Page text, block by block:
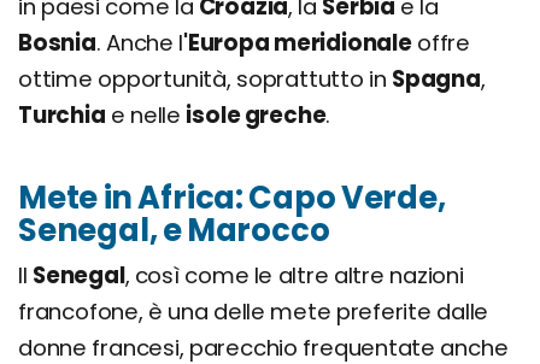
in paesi come la Croazia, la Serbia e la
Bosnia. Anche l'Europa meridionaleoffre
ottime opportunità, soprattutto in Spagna,
Turchia e nelle isole greche.
Mete in Africa: Capo Verde,
Senegal, e Marocco
Il Senegal, così come le altre altre nazioni
francofone, è una delle mete preferite dalle
donne francesi, parecchio frequentate anche